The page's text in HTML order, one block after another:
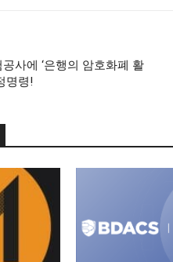
사에 ‘은행의 암호화폐 활
명령!